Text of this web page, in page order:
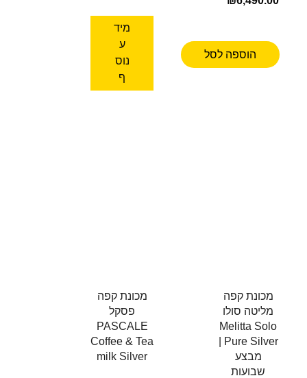
הוספה לסל
מיד
ע
נוס
ף
מכונת קפה
מליטה סולו
Melitta Solo
מבצע
שבועות
מכונת קפה
פסקל
PASCALE
Coffee & Tea
milk Silver